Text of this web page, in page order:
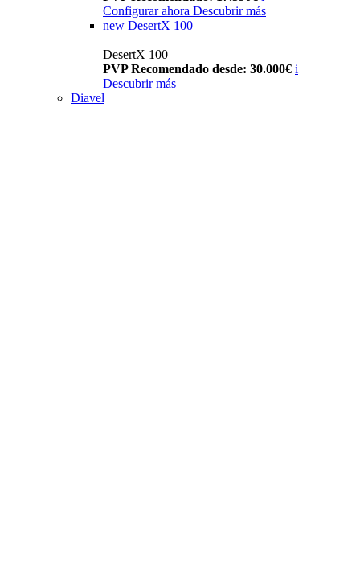
Configurar ahora Descubrir más
new DesertX 100
DesertX 100
PVP Recomendado desde: 30.000€ i
Descubrir más
Diavel